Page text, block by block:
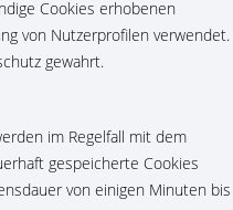
Cookies erhobenen
von Nutzerprofilen verwendet.
gewahrt.
im Regelfall mit dem
gespeicherte Cookies
von einigen Minuten bis